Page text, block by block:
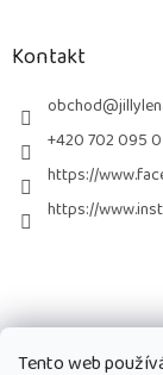
Tento web
Kontakt
obchod@
+420 702 095
https://
https://